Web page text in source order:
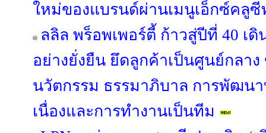
ใหม่ของแบรนด์ผ่านเมนูเอ็กซ์คลูซี
ลลิล พร็อพเพอร์ตี้ ก้าวสู่ปีที่ 40 เดิ
อย่างยั่งยืน ยึดลูกค้าเป็นศูนย์กลา
นวัตกรรม ธรรมาภิบาล การพัฒน
เนื่องและการทำงานเป็นทีม